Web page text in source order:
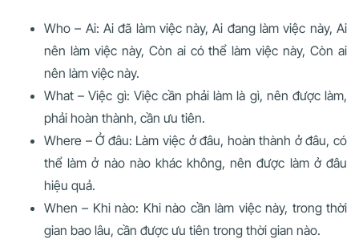
Who – Ai: Ai đã làm việc này, Ai đang làm việc này, Ai
nên làm việc này, Còn ai có thể làm việc này, Còn ai
nên làm việc này.
What – Việc gì: Việc cần phải làm là gì, nên được làm,
phải hoàn thành, cần ưu tiên.
Where – Ở đâu: Làm việc ở đâu, hoàn thành ở đâu, có
thể làm ở nào nào khác không, nên được làm ở đâu
hiệu quả.
When – Khi nào: Khi nào cần làm việc này, trong thời
gian bao lâu, cần được ưu tiên trong thời gian nào.